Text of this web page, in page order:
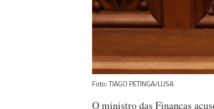
Foto: TIAGO PETINGA/LUSA
O ministro das Finanças